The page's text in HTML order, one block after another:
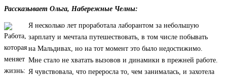
Рассказывает Ольга, Набережные Челны:
Я несколько лет проработала лаборантом за небольшую
зарплату и мечтала путешествовать, в том числе побывать
на Мальдивах, но на тот момент это было недостижимо.
Мне стало не хватать вызовов и динамики в прежней работе.
Я чувствовала, что переросла то, чем занималась, и захотела